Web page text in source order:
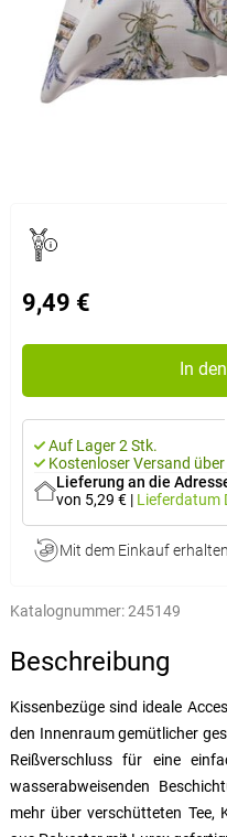
9,49 €
In
Auf Lager 2 Stk.
Kostenloser Versand
Lieferung an die
von 5,29 € | Lieferdatum
Mit dem Einkauf
Katalognummer:245149
Beschreibung
Kissenbezüge sind ideale
den Innenraum gemütlicher
Reißverschluss für eine
wasserabweisenden
mehr über verschütteten Tee,